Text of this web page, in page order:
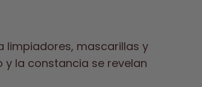
limpiadores, mascarillas y
la constancia se revelan